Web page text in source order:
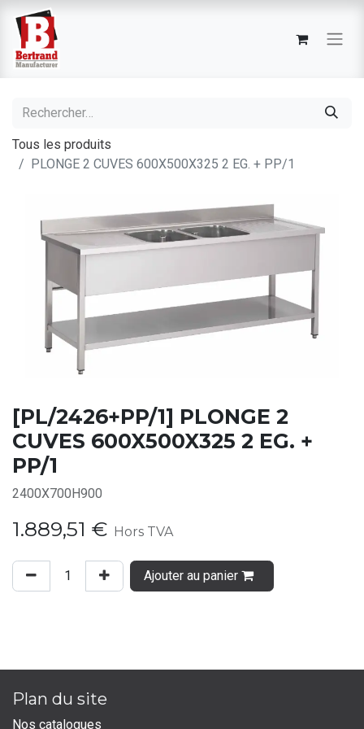
Tous les produits
PLONGE 2 CUVES 600X500X325 2 EG. + PP/1
[PL/2426+PP/1] PLONGE 2
CUVES 600X500X325 2 EG. +
PP/1
2400X700H900
1.889,51 € Hors TVA
Ajouter au panier
Plan du site
Nos catalogues